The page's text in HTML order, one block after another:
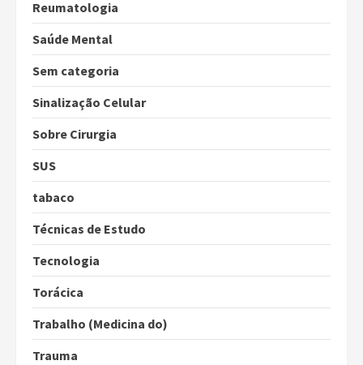
Reumatologia
Saúde Mental
Sem categoria
Sinalização Celular
Sobre Cirurgia
SUS
tabaco
Técnicas de Estudo
Tecnologia
Torácica
Trabalho (Medicina do)
Trauma